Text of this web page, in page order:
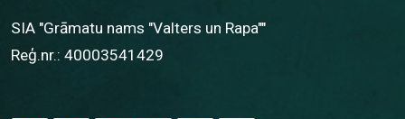
SIA "Grāmatu nams "Valters un Rapa""
Reģ.nr.: 40003541429